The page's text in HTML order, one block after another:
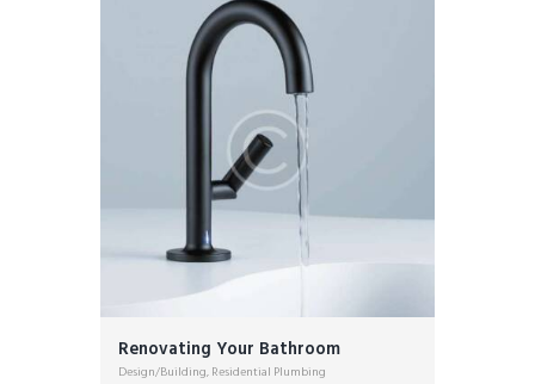
Renovating Your Bathroom
Design/Building,Residential Plumbing